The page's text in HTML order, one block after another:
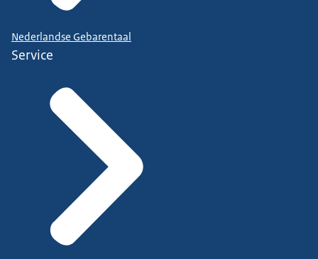
Nederlandse Gebarentaal
Service